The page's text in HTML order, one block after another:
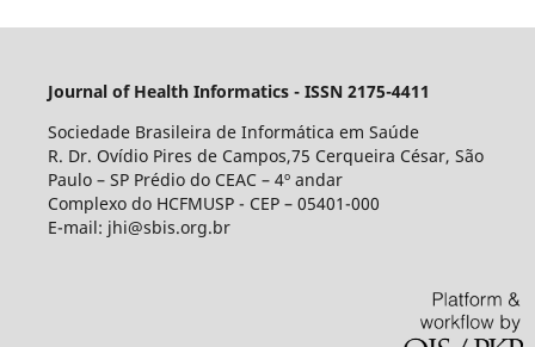
Journal of Health Informatics - ISSN 2175-4411
Sociedade Brasileira de Informática em Saúde
R. Dr. Ovídio Pires de Campos,75 Cerqueira César, São
Paulo – SP Prédio do CEAC – 4º andar
Complexo do HCFMUSP - CEP – 05401-000
E-mail: jhi@sbis.org.br